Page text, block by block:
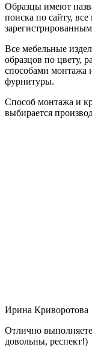
Образцы имеют
поиска по сайту,
Все мебельные
образцов по цвету,
способами монтажа
фурнитуры.
Способ монтажа и
выбирается
Ирина Криворотова
Отлично
довольны, респект!)